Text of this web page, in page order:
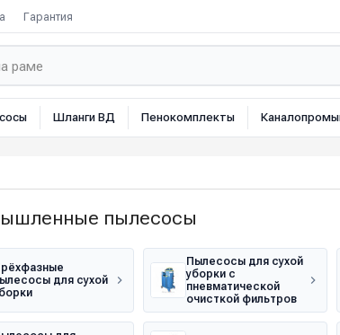
Гарантия
Шланги ВД Пенокомплекты
пылесосы
для сухой
Пылесосы для сухой
уборки с
пневматической
очисткой фильтров